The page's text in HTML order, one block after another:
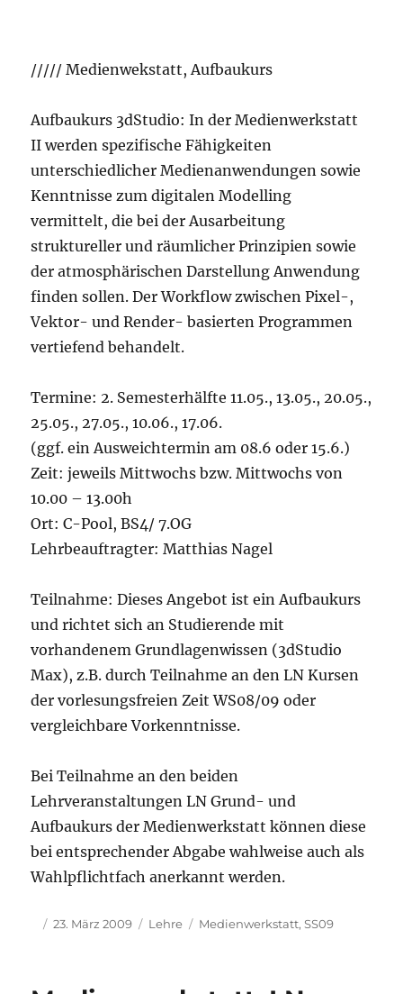
///// Medienwekstatt, Aufbaukurs
Aufbaukurs 3dStudio: In der Medienwerkstatt
II werden spezifische Fähigkeiten
unterschiedlicher Medienanwendungen sowie
Kenntnisse zum digitalen Modelling
vermittelt, die bei der Ausarbeitung
struktureller und räumlicher Prinzipien sowie
der atmosphärischen Darstellung Anwendung
finden sollen. Der Workflow zwischen Pixel-,
Vektor- und Render- basierten Programmen
vertiefend behandelt.
Termine: 2. Semesterhälfte 11.05., 13.05., 20.05.,
25.05., 27.05., 10.06., 17.06.
(ggf. ein Ausweichtermin am 08.6 oder 15.6.)
Zeit: jeweils Mittwochs bzw. Mittwochs von
10.00 – 13.00h
Ort: C-Pool, BS4/ 7.OG
Lehrbeauftragter: Matthias Nagel
Teilnahme: Dieses Angebot ist ein Aufbaukurs
und richtet sich an Studierende mit
vorhandenem Grundlagenwissen (3dStudio
Max), z.B. durch Teilnahme an den LN Kursen
der vorlesungsfreien Zeit WS08/09 oder
vergleichbare Vorkenntnisse.
Bei Teilnahme an den beiden
Lehrveranstaltungen LN Grund- und
Aufbaukurs der Medienwerkstatt können diese
bei entsprechender Abgabe wahlweise auch als
Wahlpflichtfach anerkannt werden.
AutorVeröffentlicht
23. März 2009 Kategorien
Lehre Schlagwörter
Medienwerkstatt,SS09